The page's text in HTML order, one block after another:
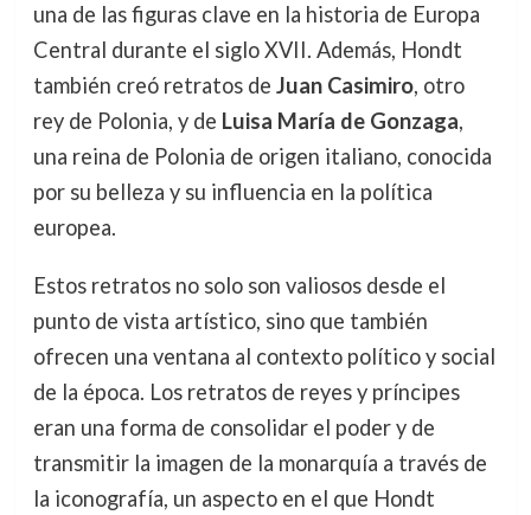
una de las figuras clave en la historia de Europa
Central durante el siglo XVII. Además, Hondt
también creó retratos de Juan Casimiro, otro
rey de Polonia, y de Luisa María de Gonzaga,
una reina de Polonia de origen italiano, conocida
por su belleza y su influencia en la política
europea.
Estos retratos no solo son valiosos desde el
punto de vista artístico, sino que también
ofrecen una ventana al contexto político y social
de la época. Los retratos de reyes y príncipes
eran una forma de consolidar el poder y de
transmitir la imagen de la monarquía a través de
la iconografía, un aspecto en el que Hondt